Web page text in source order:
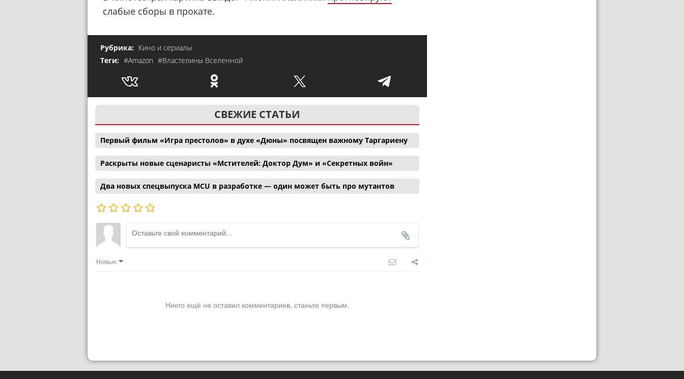
слабые сборы в прокате.
Рубрика: Кино и сериалы
Теги: #Amazon #Властелины Вселенной
СВЕЖИЕ СТАТЬИ
Первый фильм «Игра престолов» в духе «Дюны» посвящен важному Таргариену
Раскрыты новые сценаристы «Мстителей: Доктор Дум» и «Секретных войн»
Два новых спецвыпуска MCU в разработке — один может быть про мутантов
Новые
Никто ещё не оставил комментариев, станьте первым.